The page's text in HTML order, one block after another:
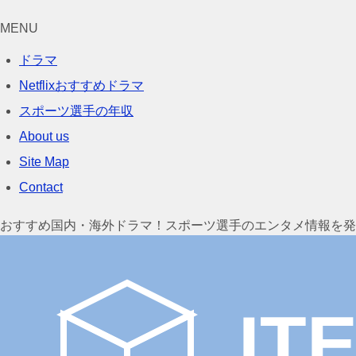
MENU
ドラマ
Netflixおすすめドラマ
スポーツ選手の年収
About us
Site Map
Contact
おすすめ国内・海外ドラマ！スポーツ選手のエンタメ情報を